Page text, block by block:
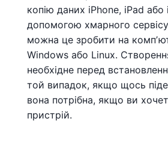
копію даних iPhone, iPad
допомогою хмарного
можна це зробити на
Windows або Linux.
необхідне перед
той випадок, якщо щось
вона потрібна, якщо ви
пристрій.